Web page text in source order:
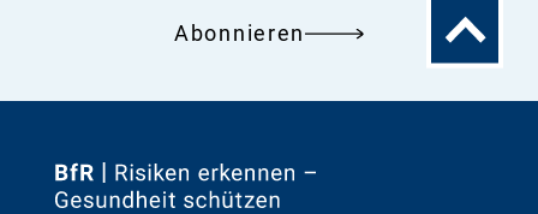
Abonnieren
Zum
Zur